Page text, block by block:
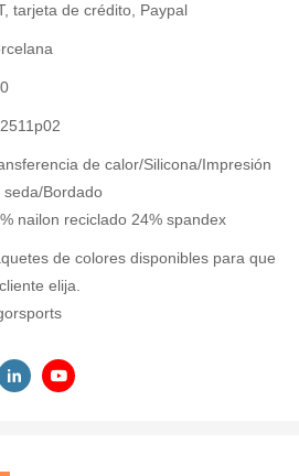
tarjeta de crédito, Paypal
de calor/Silicona/Impresión
seda/Bordado
nailon reciclado 24% spandex
de colores disponibles para que
elija.